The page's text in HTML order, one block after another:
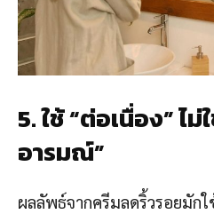
5. ใช้ “ต่อเนื่อง” ไ
อารมณ์”
ผลลัพธ์จากครีมลดริ้วรอยมักใ